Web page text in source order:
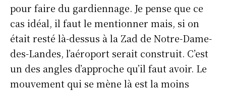
pour faire du gardiennage. Je pense que ce
cas idéal, il faut le mentionner mais, si on
était resté là-dessus à la Zad de Notre-Dame-
des-Landes, l’aéroport serait construit. C’est
un des angles d’approche qu’il faut avoir. Le
mouvement qui se mène là est la moins